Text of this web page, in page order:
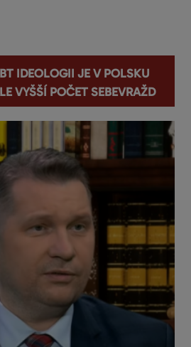
ideologii je v Polsku
vyšší počet sebevražd